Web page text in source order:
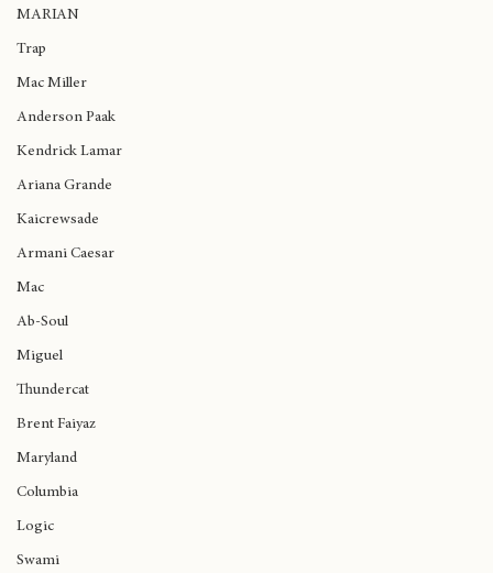
RnB
MARIAN
Trap
Mac Miller
Anderson Paak
Kendrick Lamar
Ariana Grande
Kaicrewsade
Armani Caesar
Mac
Ab-Soul
Miguel
Thundercat
Brent Faiyaz
Maryland
Columbia
Logic